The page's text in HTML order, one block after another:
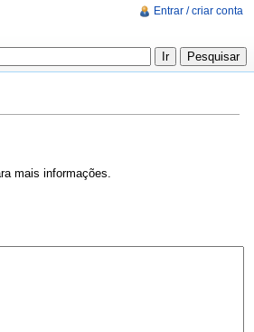
mais informações.
Entrar / criar conta